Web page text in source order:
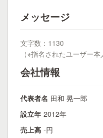
メッセージ
文字数：1130
（※指名されたユーザー
会社情報
代表者名 田和 晃一郎
設立年 2012年
売上高 -円